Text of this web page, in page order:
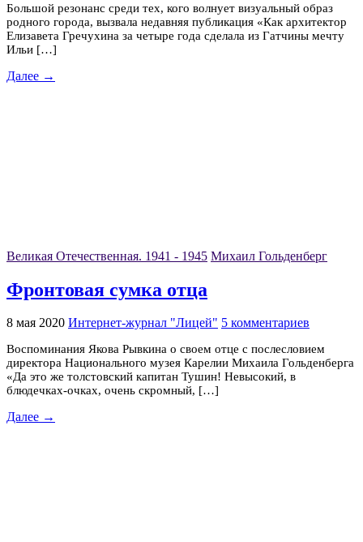
Большой резонанс среди тех, кого волнует визуальный образ
родного города, вызвала недавняя публикация «Как архитектор
Елизавета Гречухина за четыре года сделала из Гатчины мечту
Ильи […]
Далее →
Великая Отечественная. 1941 - 1945 Михаил Гольденберг
Фронтовая сумка отца
8 мая 2020 Интернет-журнал "Лицей" 5 комментариев
Воспоминания Якова Рывкина о своем отце с послесловием
директора Национального музея Карелии Михаила Гольденберга
«Да это же толстовский капитан Тушин! Невысокий, в
блюдечках-очках, очень скромный, […]
Далее →